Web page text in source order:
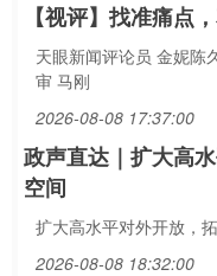
【视评】找准痛点
天眼新闻评论员 金妮陈
审 马刚
2026-08-08 17:37:00
政声直达｜扩大高
空间
扩大高水平对外开放，
2026-08-08 18:32:00